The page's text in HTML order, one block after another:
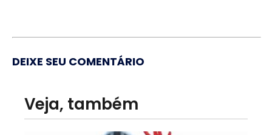
DEIXE SEU COMENTÁRIO
Veja, também